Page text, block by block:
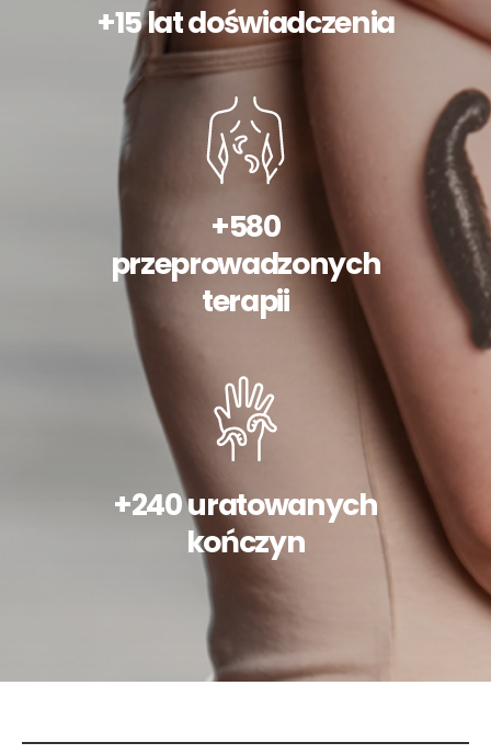
+15 lat doświadczenia
+580
przeprowadzonych
terapii
+240 uratowanych
kończyn